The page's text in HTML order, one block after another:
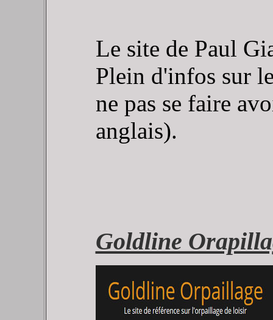
Le site de Paul
Plein d'infos sur
ne pas se faire
anglais).
Goldline